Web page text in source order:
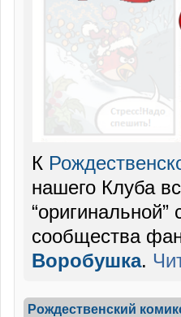
К
нашего Клуба
сообщества
Воробушка.
Рождественский